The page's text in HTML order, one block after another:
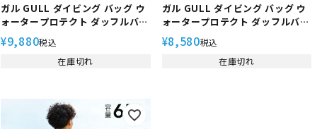
ガル GULL ダイビング バッグ ウ
ォータープロテクト ダッフルバッ
グ L GB-7154A スキューバダイ
ビング スクーバ ダイバー
¥9,880税込
在庫切れ
ガル GULL ダイビング バッグ ウ
ォータープロテクト ダッフルバッ
グ M GB-7153A スキューバダイ
ビング スクーバ ダイバー
¥8,580税込
在庫切れ